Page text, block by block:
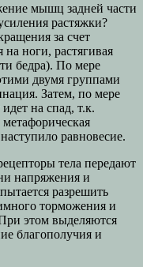
мышц задней части
растяжки?
за счет
ноги, растягивая
бедра). По мере
двумя группами
Затем, по мере
на спад, т.к.
равновесие.
тела передают
напряжения и
разрешить
торможения и
этом выделяются
благополучия и